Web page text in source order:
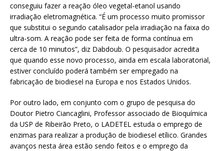
conseguiu fazer a reação óleo vegetal-etanol usando
irradiação eletromagnética. “É um processo muito promissor
que substitui o segundo catalisador pela irradiação na faixa do
ultra-som. A reação pode ser feita de forma contínua em
cerca de 10 minutos”, diz Dabdoub. O pesquisador acredita
que quando esse novo processo, ainda em escala laboratorial,
estiver concluído poderá também ser empregado na
fabricação de biodiesel na Europa e nos Estados Unidos.
Por outro lado, em conjunto com o grupo de pesquisa do
Doutor Pietro Ciancaglini, Professor associado de Bioquímica
da USP de Ribeirão Preto, o LADETEL estuda o emprego de
enzimas para realizar a produção de biodiesel etílico. Grandes
avanços nesta área estão sendo feitos e o emprego da